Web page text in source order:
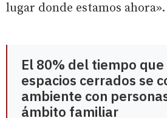
lugar donde estamos ahora».
El 80% del tiempo que
espacios cerrados se
ambiente con
ámbito familiar